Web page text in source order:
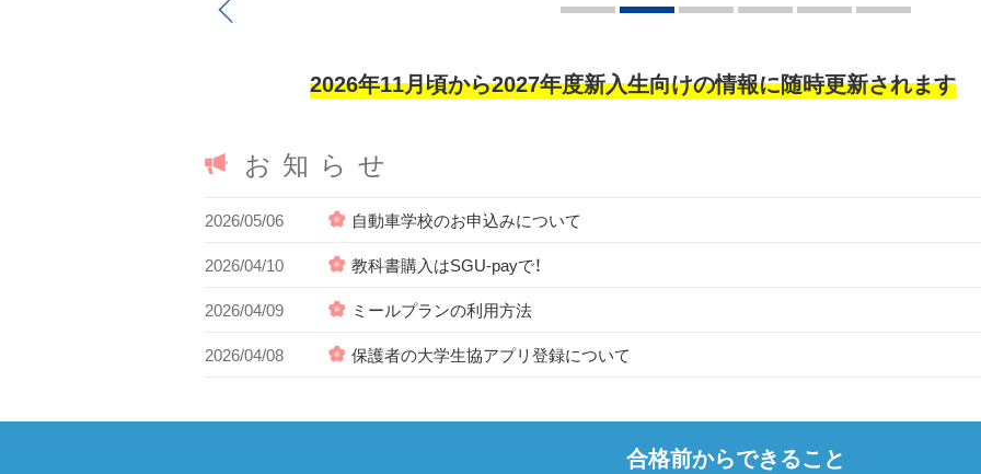
2026年11月頃から2027年度新入生向けの情報に随時更新されます
お知らせ
2026/05/06
自動車学校のお申込みについて
2026/04/10
教科書購入はSGU-payで！
2026/04/09
ミールプランの利用方法
2026/04/08
保護者の大学生協アプリ登録について
合格前からできること